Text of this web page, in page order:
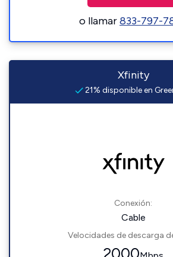
o llamar833-797-
Xfinity
21% disponible en
Conexión:
Cable
Velocidades de descarga